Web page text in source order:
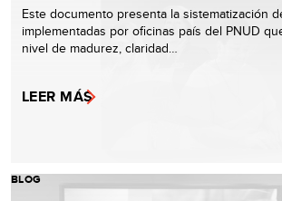
Este documento presenta la sistematización
implementadas por oficinas país del PNUD
nivel de madurez, claridad…
LEER MÁS
BLOG